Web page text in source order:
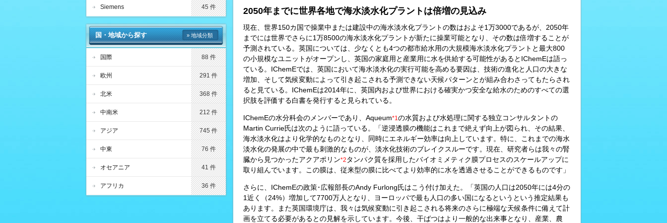
2050年までに世界各地で海水淡水化プラントは倍増の見込み
現在、世界150カ国で操業中または建設中の海水淡水化プラントの数はおよそ1万3000であるが、2050年
までには世界でさらに1万8500の海水淡水化プラントが新たに操業可能となり、その数は倍増することが
予測されている。英国については、少なくとも4つの都市給水用の大規模海水淡水化プラントと最大800
の小規模なユニットがオープンし、英国の家庭用と産業用に水を供給する可能性があるとIChemEは語っ
ている。IChemEでは、英国において海水淡水化の実行可能を高める要因は、技術の進化と人口の大きな
増加、そして気候変動によって引き起こされる予測できない天候パターンとが組み合わさってもたらされ
ると見ている。IChemEは2014年に、英国内および世界における確実かつ安全な給水のためのすべての選
択肢を評価する白書を発行すると見られている。
IChemEの水分科会のメンバーであり、Aqueum*1 の水質および水処理に関する独立コンサルタントの
Martin Currie氏は次のように語っている。「逆浸透膜の機能はこれまで絶えず向上が図られ、その結果、
海水淡水化はより化学的なものとなり、同時にエネルギー効率は向上しています。特に、これまでの海水
淡水化の発展の中で最も刺激的なものが、淡水化技術のブレイクスルーです。現在、研究者らは我々の腎
臓から見つかったアクアポリン*2 タンパク質を採用したバイオミメティク膜プロセスのスケールアップに
取り組んでいます。この膜は、従来型の膜に比べてより効率的に水を透過させることができるものです」
さらに、IChemEの政策･広報部長のAndy Furlong氏はこう付け加えた。「英国の人口は2050年には4分の
1近く（24%）増加して7700万人となり、ヨーロッパで最も人口の多い国になるというという推定結果も
あります。また英国環境庁は、我々は気候変動に引き起こされる将来のさらに極端な天候条件に備えて計
画を立てる必要があるとの見解を示しています。今後、干ばつはより一般的な出来事となり、産業、農
Siemens 45 件
国・地域から探す » 地域分類
国際 88 件
欧州 291 件
北米 368 件
中南米 212 件
アジア 745 件
中東 76 件
オセアニア 41 件
アフリカ 36 件